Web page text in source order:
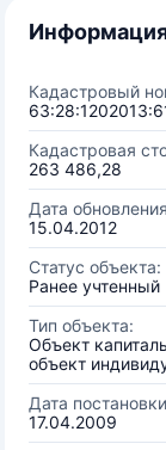
Кадастровый
Кадастровая
263 486,28
Дата
15.04.2012
Статус объекта:
Ранее учтенный
Тип объекта:
Объект
объект
Дата
17.04.2009